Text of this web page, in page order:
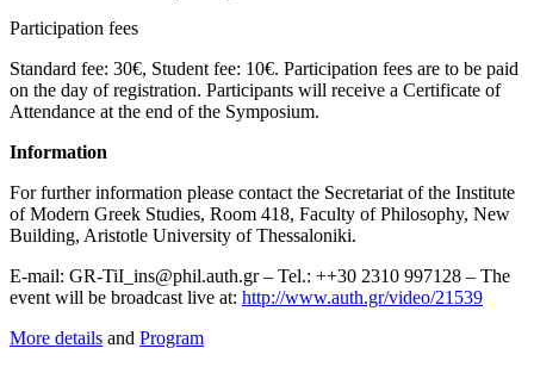
Participation fees
Standard fee: 30€, Student fee: 10€. Participation fees are to be paid
on the day of registration. Participants will receive a Certificate of
Attendance at the end of the Symposium.
Information
For further information please contact the Secretariat of the Institute
of Modern Greek Studies, Room 418, Faculty of Philosophy, New
Building, Aristotle University of Thessaloniki.
E‐mail: GR-TiI_ins@phil.auth.gr – Tel.: ++30 2310 997128 – The
event will be broadcast live at: http://www.auth.gr/video/21539
More details and Program